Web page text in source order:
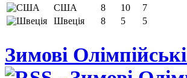
США
8 10
7
Швеція
8 5 5
Зимові